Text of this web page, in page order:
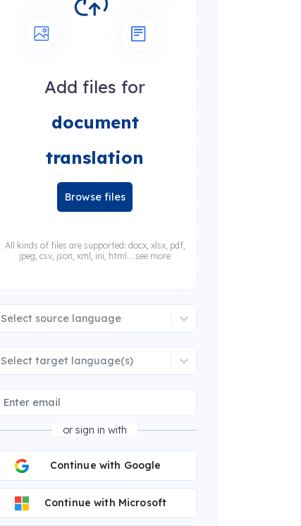
Add files for
document
translation
Browse files
All kinds of files are supported: docx, xlsx, pdf,
jpeg, csv, json, xml, ini, html... see more
Select source language
Select target language(s)
or sign in with
Continue with Google
Continue with Microsoft